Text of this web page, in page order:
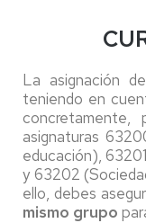
La asignación
teniendo en
asignaturas
educación),
y 63202
ello, debes
mismo grupo